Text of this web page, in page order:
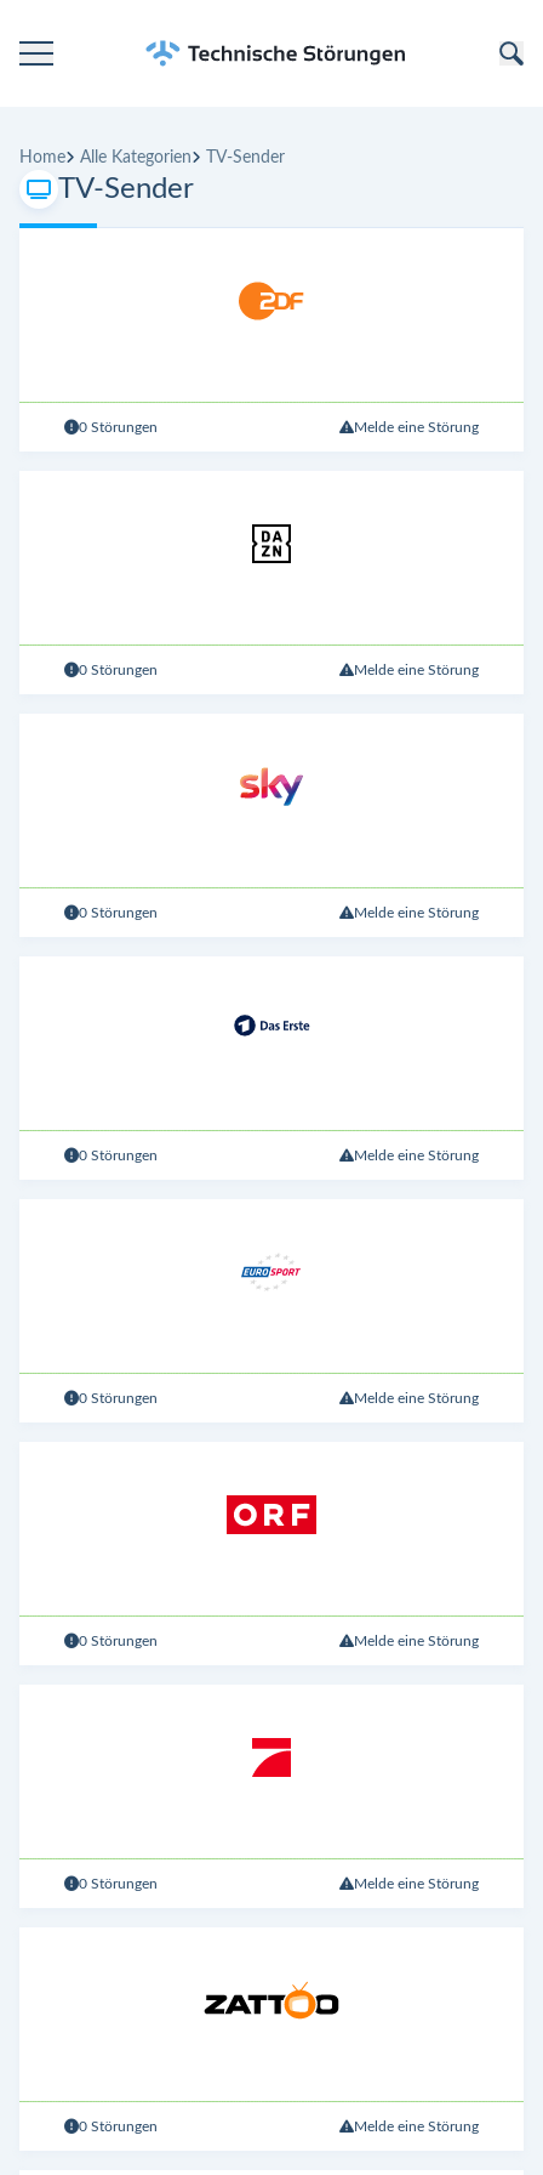
Kategorien
Home Alle Kategorien TV-Sender
TV-Sender
0 Störungen Melde eine Störung
0 Störungen Melde eine Störung
0 Störungen Melde eine Störung
0 Störungen Melde eine Störung
0 Störungen Melde eine Störung
0 Störungen Melde eine Störung
0 Störungen Melde eine Störung
0 Störungen Melde eine Störung